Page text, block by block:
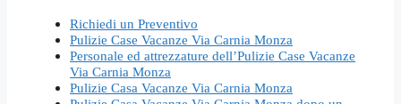
Richiedi un Preventivo
Pulizie Case Vacanze Via Carnia Monza
Personale ed attrezzature dell’Pulizie Case Vacanze
Via Carnia Monza
Pulizie Casa Vacanze Via Carnia Monza